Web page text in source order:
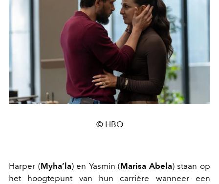
© HBO
Harper (Myha’la) en Yasmin (Marisa Abela) staan op
het hoogtepunt van hun carrière wanneer een